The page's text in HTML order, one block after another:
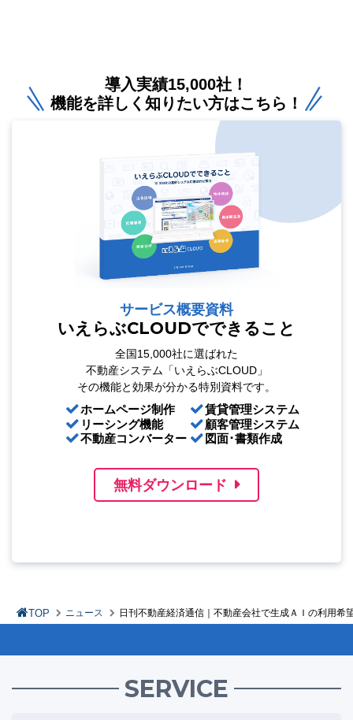
導入実績15,000社！
機能を詳しく知りたい方はこちら！
サービス概要資料
いえらぶCLOUDでできること
全国15,000社に選ばれた
不動産システム「いえらぶCLOUD」
その機能と効果が分かる特別資料です。
ホームページ制作
リーシング機能
不動産コンバーター
賃貸管理システム
顧客管理システム
図面･書類作成
無料ダウンロード
TOP ニュース 日刊不動産経済通信｜不動産会社で生成ＡＩの利用
SERVICE